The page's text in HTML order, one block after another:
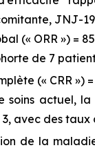
JNJ-
(« ORR ») =
de 7
(« CRR »)
soins actuel,
avec des taux
de la